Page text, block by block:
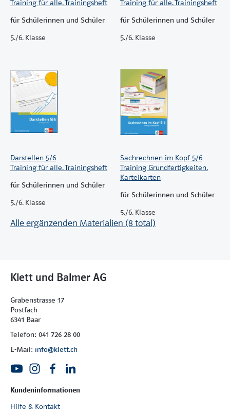
Training für alle. Trainingsheft
für Schülerinnen und Schüler
5./6. Klasse
Training für alle. Trainingsheft
für Schülerinnen und Schüler
5./6. Klasse
Darstellen 5/6
Training für alle. Trainingsheft
für Schülerinnen und Schüler
5./6. Klasse
Sachrechnen im Kopf 5/6
Training Grundfertigkeiten.
Karteikarten
für Schülerinnen und Schüler
5./6. Klasse
Alle ergänzenden Materialien (8 total)
Klett und Balmer AG
Grabenstrasse 17
Postfach
6341 Baar
Telefon: 041 726 28 00
E-Mail: info@klett.ch
Kundeninformationen
Hilfe & Kontakt